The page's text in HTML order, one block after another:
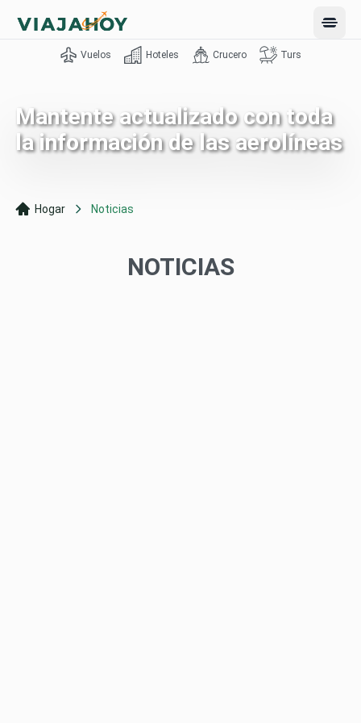
Open
Vuelos Hoteles Crucero Turs
Mantente actualizado con toda
la información de las aerolíneas
Hogar Noticias
NOTICIAS